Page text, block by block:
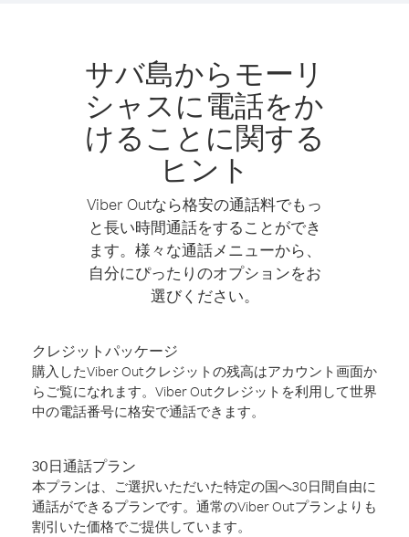
サバ島からモーリ
シャスに電話をか
けることに関する
ヒント
Viber Outなら格安の通話料でもっ
と長い時間通話をすることができ
ます。様々な通話メニューから、
自分にぴったりのオプションをお
選びください。
クレジットパッケージ
購入したViber Outクレジットの残高はアカウント画面か
らご覧になれます。Viber Outクレジットを利用して世界
中の電話番号に格安で通話できます。
30日通話プラン
本プランは、ご選択いただいた特定の国へ30日間自由に
通話ができるプランです。通常のViber Outプランよりも
割引いた価格でご提供しています。